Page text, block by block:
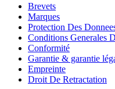
Brevets
Marques
Protection Des
Conditions Generales
Conformité
Garantie & garantie
Empreinte
Droit De Retractation